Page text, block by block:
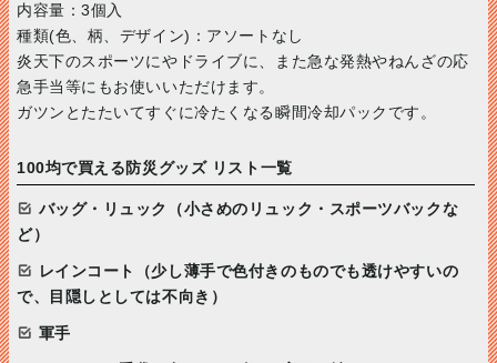
内容量：3個入
種類(色、柄、デザイン)：アソートなし
炎天下のスポーツにやドライブに、また急な発熱やねんざの応
急手当等にもお使いいただけます。
ガツンとたたいてすぐに冷たくなる瞬間冷却パックです。
100均で買える防災グッズ リスト一覧
バッグ・リュック（小さめのリュック・スポーツバックな
ど）
レインコート（少し薄手で色付きのものでも透けやすいの
で、目隠しとしては不向き）
軍手